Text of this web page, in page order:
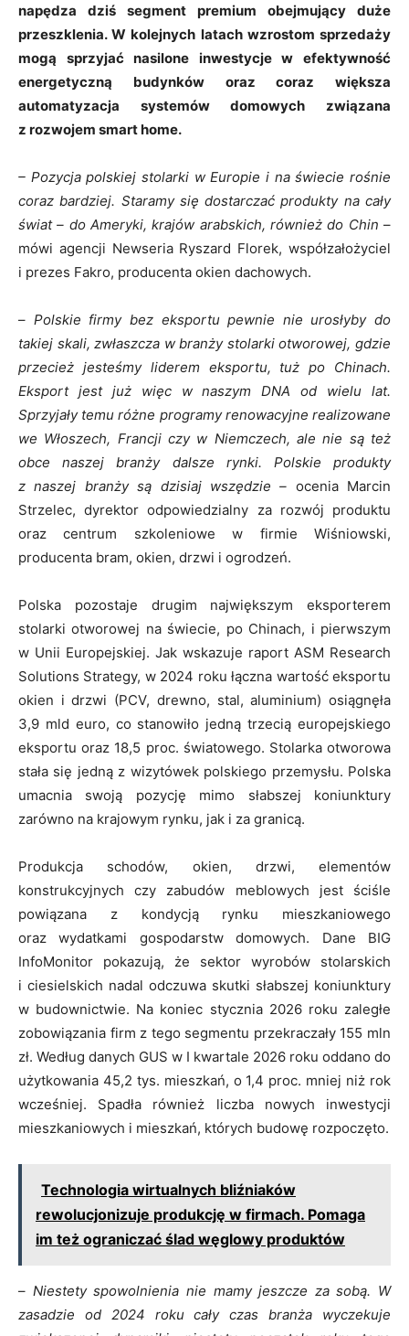
napędza dziś segment premium obejmujący duże
przeszklenia. W kolejnych latach wzrostom sprzedaży
mogą sprzyjać nasilone inwestycje w efektywność
energetyczną budynków orazcoraz większa
automatyzacja systemów domowych związana
z rozwojem smart home.
– Pozycja polskiej stolarki w Europie i na świecie rośnie
coraz bardziej. Staramy się dostarczać produkty na cały
świat – do Ameryki, krajów arabskich, również do Chin –
mówi agencji Newseria Ryszard Florek, współzałożyciel
i prezes Fakro, producenta okien dachowych.
– Polskie firmy bez eksportu pewnie nie urosłyby do
takiej skali, zwłaszcza w branży stolarki otworowej, gdzie
przecież jesteśmy liderem eksportu, tuż po Chinach.
Eksport jest już więc w naszym DNA od wielu lat.
Sprzyjały temu różne programy renowacyjne realizowane
we Włoszech, Francji czy w Niemczech, ale nie są też
obce naszej branży dalsze rynki. Polskie produkty
z naszej branży są dzisiaj wszędzie – ocenia Marcin
Strzelec, dyrektor odpowiedzialny za rozwój produktu
oraz centrum szkoleniowe w firmie Wiśniowski,
producenta bram, okien, drzwi i ogrodzeń.
Polska pozostaje drugim największym eksporterem
stolarki otworowej na świecie, po Chinach, i pierwszym
w Unii Europejskiej. Jak wskazuje raport ASM Research
Solutions Strategy, w 2024 roku łączna wartość eksportu
okien i drzwi (PCV, drewno, stal, aluminium) osiągnęła
3,9 mld euro, co stanowiło jedną trzecią europejskiego
eksportu oraz 18,5 proc. światowego. Stolarka otworowa
stała się jedną z wizytówek polskiego przemysłu. Polska
umacnia swoją pozycję mimo słabszej koniunktury
zarówno na krajowym rynku, jak i za granicą.
Produkcja schodów, okien, drzwi, elementów
konstrukcyjnych czy zabudów meblowych jest ściśle
powiązana z kondycją rynku mieszkaniowego
oraz wydatkami gospodarstw domowych. Dane BIG
InfoMonitor pokazują, że sektor wyrobów stolarskich
i ciesielskich nadal odczuwa skutki słabszej koniunktury
w budownictwie. Na koniec stycznia 2026 roku zaległe
zobowiązania firm z tego segmentu przekraczały 155 mln
zł. Według danych GUS w I kwartale 2026 roku oddano do
użytkowania 45,2 tys. mieszkań, o 1,4 proc. mniej niż rok
wcześniej. Spadła również liczba nowych inwestycji
mieszkaniowych i mieszkań, których budowę rozpoczęto.
Technologia wirtualnych bliźniaków
rewolucjonizuje produkcję w firmach. Pomaga
im też ograniczać ślad węglowy produktów
– Niestety spowolnienia nie mamy jeszcze za sobą. W
zasadzie od 2024 roku cały czas branża wyczekuje